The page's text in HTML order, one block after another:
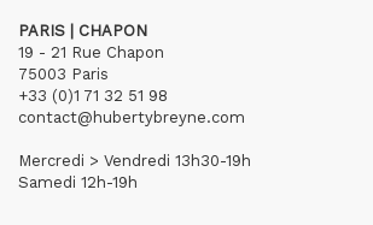
PARIS | CHAPON
19 - 21 Rue Chapon
75003 Paris
+33 (0)1 71 32 51 98
contact@hubertybreyne.com
Mercredi > Vendredi 13h30-19h
Samedi 12h-19h